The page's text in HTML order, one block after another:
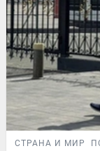
СТРАНА И МИР